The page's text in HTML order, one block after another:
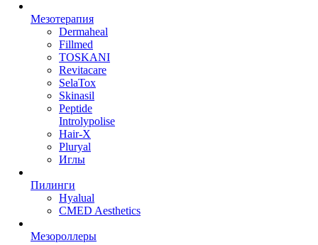
Мезотерапия
Dermaheal
Fillmed
TOSKANI
Revitacare
SelaTox
Skinasil
Peptide
Introlypolise
Hair-X
Pluryal
Иглы
Пилинги
Hyalual
CMED Aesthetics
Мезороллеры